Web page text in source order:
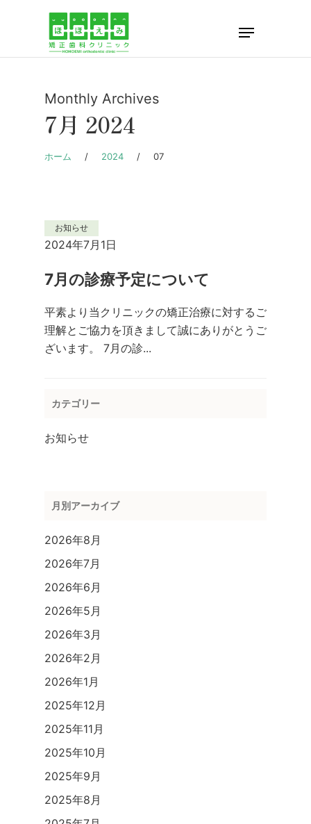
Menu
Monthly Archives
7月 2024
ホーム / 2024 / 07
お知らせ
2024年7月1日
7月の診療予定について
平素より当クリニックの矯正治療に対するご
理解とご協力を頂きまして誠にありがとうご
ざいます。 7月の診...
カテゴリー
お知らせ
月別アーカイブ
2026年8月
2026年7月
2026年6月
2026年5月
2026年3月
2026年2月
2026年1月
2025年12月
2025年11月
2025年10月
2025年9月
2025年8月
Menu